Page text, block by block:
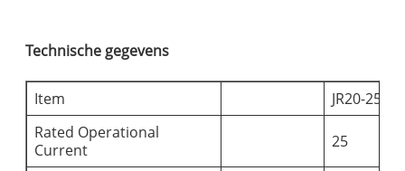
Technische gegevens
Item
JR20-25L
Rated Operational
Current
25